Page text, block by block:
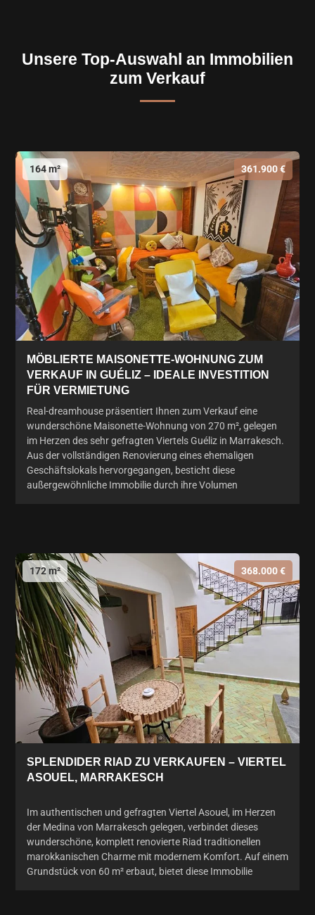
Unsere Top-Auswahl an Immobilien
zum Verkauf
164 m² 361.900 €
MÖBLIERTE MAISONETTE-WOHNUNG ZUM
VERKAUF IN GUÉLIZ – IDEALE INVESTITION
FÜR VERMIETUNG
Real-dreamhouse präsentiert Ihnen zum Verkauf eine
wunderschöne Maisonette-Wohnung von 270 m², gelegen
im Herzen des sehr gefragten Viertels Guéliz in Marrakesch.
Aus der vollständigen Renovierung eines ehemaligen
Geschäftslokals hervorgegangen, besticht diese
außergewöhnliche Immobilie durch ihre Volumen
172 m² 368.000 €
SPLENDIDER RIAD ZU VERKAUFEN – VIERTEL
ASOUEL, MARRAKESCH
Im authentischen und gefragten Viertel Asouel, im Herzen
der Medina von Marrakesch gelegen, verbindet dieses
wunderschöne, komplett renovierte Riad traditionellen
marokkanischen Charme mit modernem Komfort. Auf einem
Grundstück von 60 m² erbaut, bietet diese Immobilie